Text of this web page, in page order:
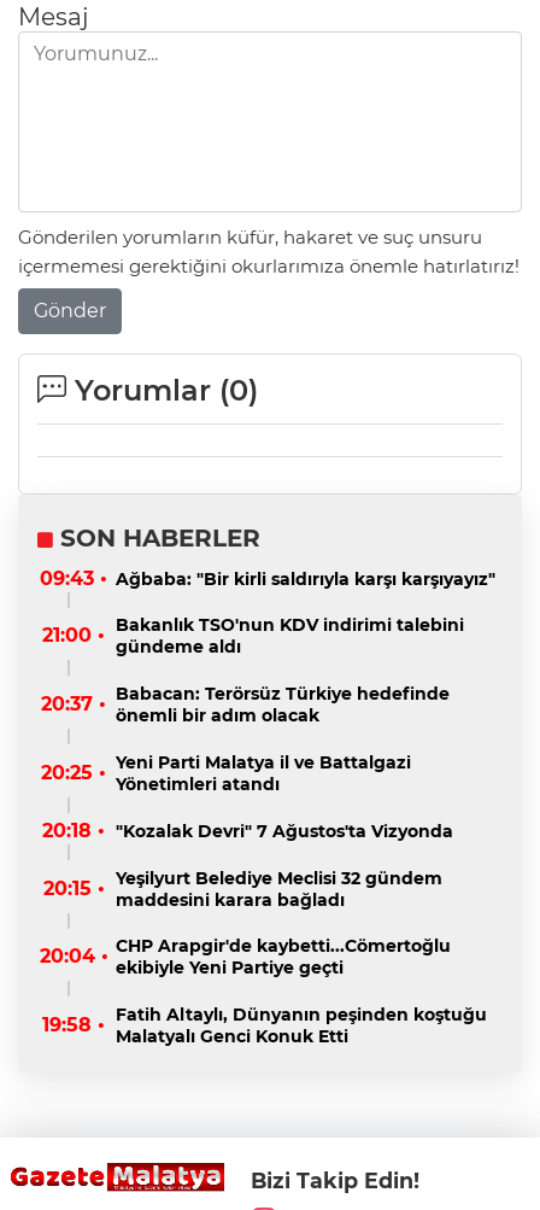
Mesaj
Gönderilen yorumların küfür, hakaret ve suç unsuru
içermemesi gerektiğini okurlarımıza önemle hatırlatırız!
Gönder
Yorumlar (0)
SON HABERLER
09:43 • Ağbaba: "Bir kirli saldırıyla karşı karşıyayız"
21:00 •
Bakanlık TSO'nun KDV indirimi talebini
gündeme aldı
20:37 • Babacan: Terörsüz Türkiye hedefinde
önemli bir adım olacak
20:25 • Yeni Parti Malatya il ve Battalgazi
Yönetimleri atandı
20:18 • "Kozalak Devri" 7 Ağustos'ta Vizyonda
20:15 • Yeşilyurt Belediye Meclisi 32 gündem
maddesini karara bağladı
20:04 • CHP Arapgir'de kaybetti...Cömertoğlu
ekibiyle Yeni Partiye geçti
19:58 •
Fatih Altaylı, Dünyanın peşinden koştuğu
Malatyalı Genci Konuk Etti
Bizi Takip Edin!